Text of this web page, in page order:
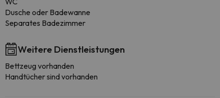
Dusche oder Badewanne
Separates Badezimmer
Weitere Dienstleistungen
Bettzeug vorhanden
Handtücher sind vorhanden